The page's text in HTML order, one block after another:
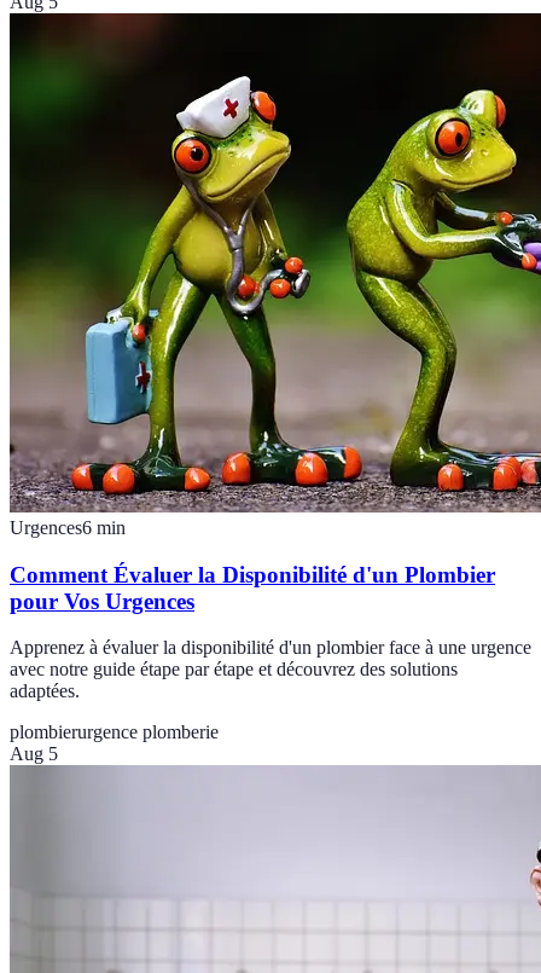
Urgences6 min
Comment Évaluer la Disponibilité d'un Plombier
pour Vos Urgences
Apprenez à évaluer la disponibilité d'un plombier face à une urgence
avec notre guide étape par étape et découvrez des solutions
adaptées.
plombierurgence plomberie
Aug 5